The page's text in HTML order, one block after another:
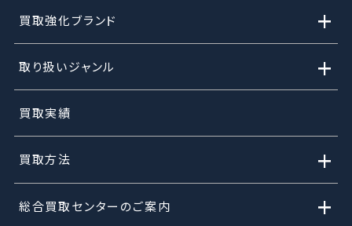
買取強化ブランド +
取り扱いジャンル +
買取実績
買取方法 +
総合買取センターのご案内 +